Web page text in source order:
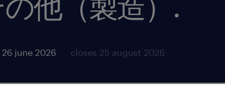
june 2026 closes 25 august 2026